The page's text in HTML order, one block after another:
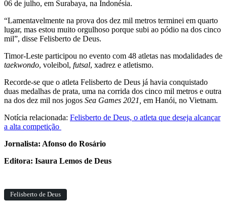
06 de julho, em Surabaya, na Indonésia.
“Lamentavelmente na prova dos dez mil metros terminei em quarto
lugar, mas estou muito orgulhoso porque subi ao pódio na dos cinco
mil”, disse Felisberto de Deus.
Timor-Leste participou no evento com 48 atletas nas modalidades de
taekwondo, voleibol, futsal, xadrez e atletismo.
Recorde-se que o atleta Felisberto de Deus já havia conquistado
duas medalhas de prata, uma na corrida dos cinco mil metros e outra
na dos dez mil nos jogos Sea Games 2021, em Hanói, no Vietnam.
Notícia relacionada: Felisberto de Deus, o atleta que deseja alcançar
a alta competição
Jornalista: Afonso do Rosário
Editora: Isaura Lemos de Deus
Felisberto de Deus